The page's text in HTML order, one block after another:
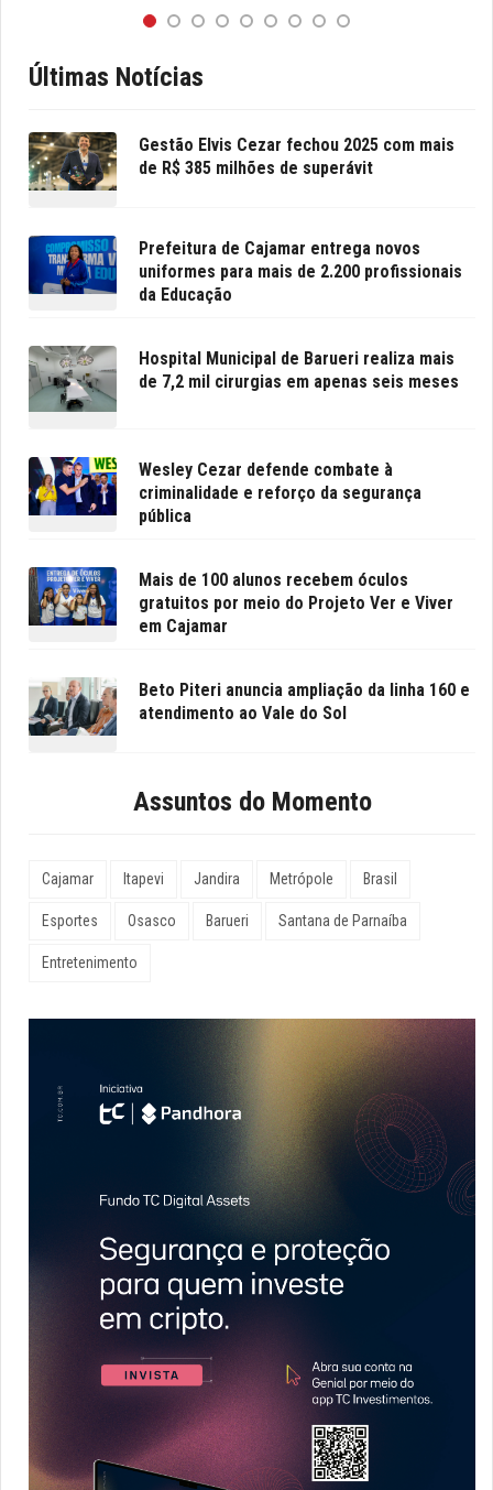
Últimas Notícias
Gestão Elvis Cezar fechou 2025 com mais
de R$ 385 milhões de superávit
Prefeitura de Cajamar entrega novos
uniformes para mais de 2.200 profissionais
da Educação
Hospital Municipal de Barueri realiza mais
de 7,2 mil cirurgias em apenas seis meses
Wesley Cezar defende combate à
criminalidade e reforço da segurança
pública
Mais de 100 alunos recebem óculos
gratuitos por meio do Projeto Ver e Viver
em Cajamar
Beto Piteri anuncia ampliação da linha 160 e
atendimento ao Vale do Sol
Assuntos do Momento
Cajamar Itapevi Jandira Metrópole Brasil
Esportes Osasco Barueri Santana de Parnaíba
Entretenimento